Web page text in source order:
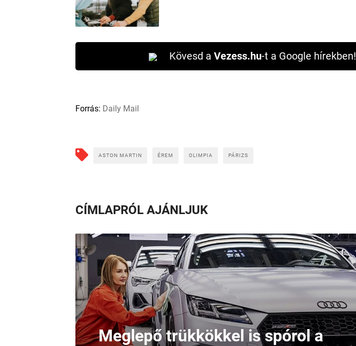
Kövesd a Vezess.hu-t a Google hírekben!
Forrás: Daily Mail
ASTON MARTIN ÉREM OLIMPIA PÁRIZS
CÍMLAPRÓL AJÁNLJUK
Meglepő trükkökkel is spórol a